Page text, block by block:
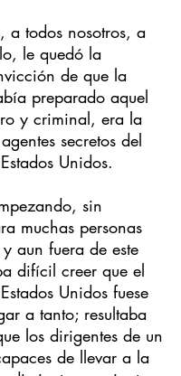
a todos nosotros, a
le quedó la
de que la
preparado aquel
y criminal, era la
secretos del
Unidos.
sin
muchas personas
aun fuera de este
difícil creer que el
Unidos fuese
a tanto; resultaba
los dirigentes de un
de llevar a la